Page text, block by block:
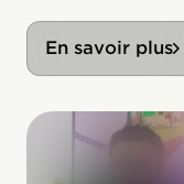
En savoir plus